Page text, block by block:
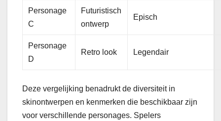
Personage
C
Futuristisch
ontwerp
Episch
Personage
D
Retro look Legendair
Deze vergelijking benadrukt de diversiteit in
skinontwerpen en kenmerken die beschikbaar zijn
voor verschillende personages. Spelers